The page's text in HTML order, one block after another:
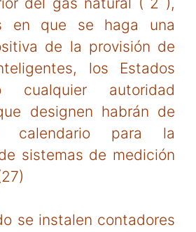
en que se haga una
de la provisión de
los Estados
cualquier autoridad
designen habrán de
calendario para la
sistemas de medición
instalen contadores